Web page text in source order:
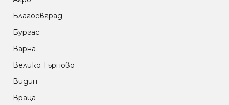
Благоевград
Бургас
Варна
Велико Търново
Видин
Враца